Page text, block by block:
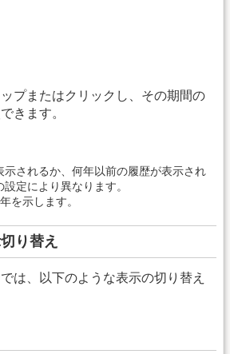
プまたはクリックし、その期間の
きます。
示されるか、何年以前の履歴が表示され
定により異なります。
を示します。
り替え
は、以下のような表示の切り替え